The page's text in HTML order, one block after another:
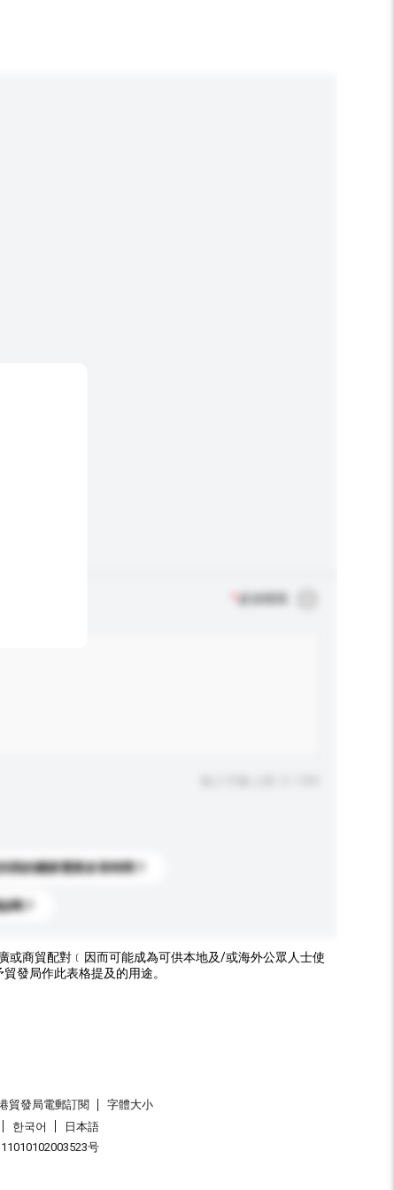
我的國家需要多長時間？
嗎？
或商貿配對﹝因而可能成為可供本地及/或海外公眾人士使
發局作此表格提及的用途。
貿發局電郵訂閱
字體大小
한국어
日本語
号